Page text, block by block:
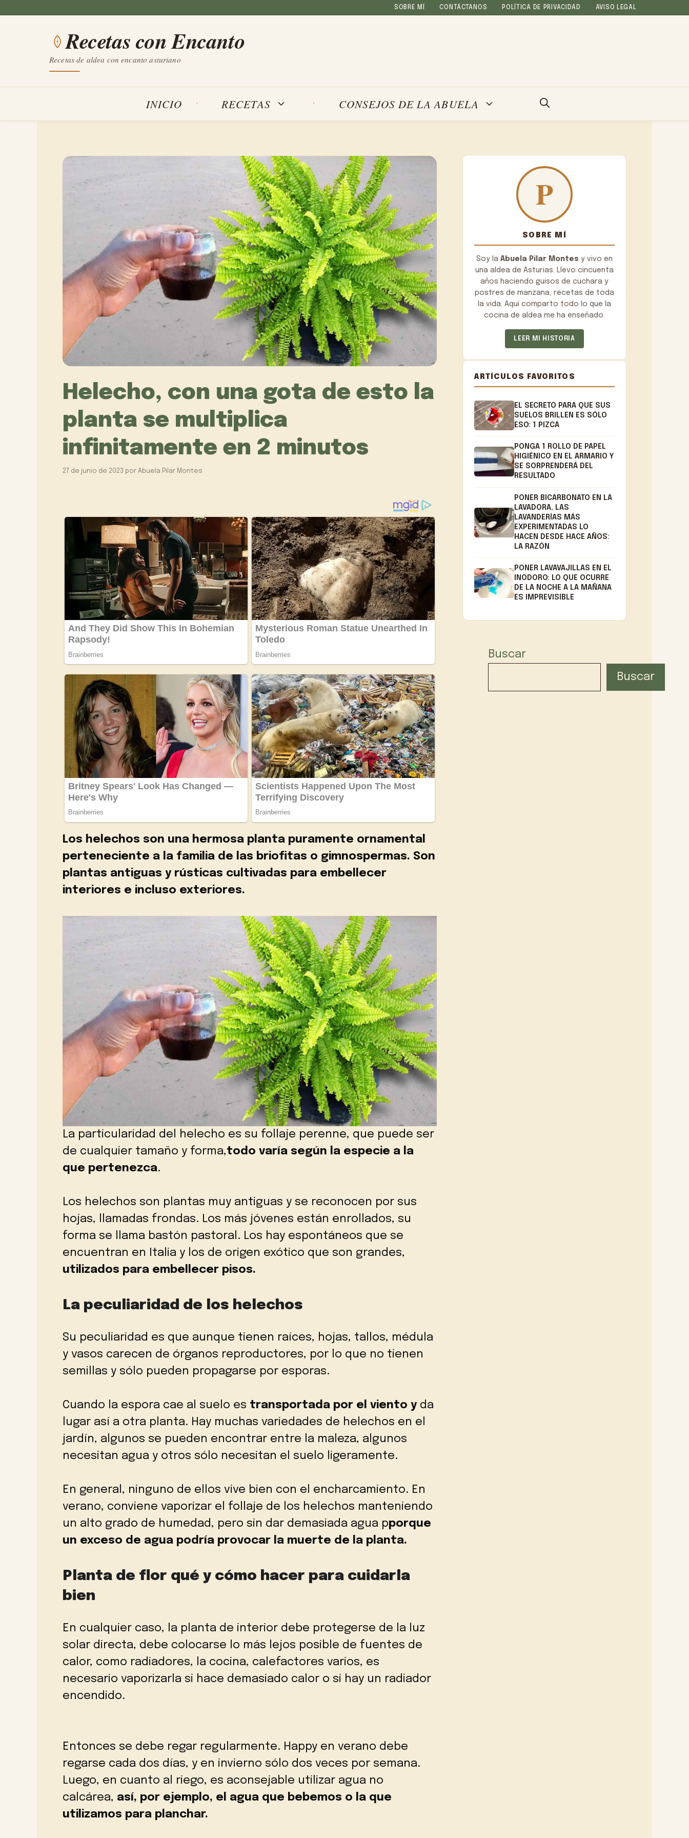
contenido
SOBRE MÍ CONTÁCTANOS POLÍTICA DE PRIVACIDAD AVISO LEGAL
Recetas con Encanto
Recetas de aldea con encanto asturiano
INICIO RECETAS CONSEJOS DE LA ABUELA
Helecho, con una gota de esto la
planta se multiplica
infinitamente en 2 minutos
27 de junio de 2023 por Abuela Pilar Montes
Los helechos son una hermosa planta puramente ornamental
perteneciente a la familia de las briofitas o gimnospermas. Son
plantas antiguas y rústicas cultivadas para embellecer
interiores e incluso exteriores.
La particularidad del helecho es su follaje perenne, que puede ser
de cualquier tamaño y forma,todo varía según la especie a la
que pertenezca.
Los helechos son plantas muy antiguas y se reconocen por sus
hojas, llamadas frondas. Los más jóvenes están enrollados, su
forma se llama bastón pastoral. Los hay espontáneos que se
encuentran en Italia y los de origen exótico que son grandes,
utilizados para embellecer pisos.
La peculiaridad de los helechos
Su peculiaridad es que aunque tienen raíces, hojas, tallos, médula
y vasos carecen de órganos reproductores, por lo que no tienen
semillas y sólo pueden propagarse por esporas.
Cuando la espora cae al suelo es transportada por el viento y da
lugar así a otra planta. Hay muchas variedades de helechos en el
jardín, algunos se pueden encontrar entre la maleza, algunos
necesitan agua y otros sólo necesitan el suelo ligeramente.
En general, ninguno de ellos vive bien con el encharcamiento. En
verano, conviene vaporizar el follaje de los helechos manteniendo
un alto grado de humedad, pero sin dar demasiada agua pporque
un exceso de agua podría provocar la muerte de la planta.
Planta de flor qué y cómo hacer para cuidarla
bien
En cualquier caso, la planta de interior debe protegerse de la luz
solar directa, debe colocarse lo más lejos posible de fuentes de
calor, como radiadores, la cocina, calefactores varios, es
necesario vaporizarla si hace demasiado calor o si hay un radiador
encendido.
Entonces se debe regar regularmente. Happy en verano debe
regarse cada dos días, y en invierno sólo dos veces por semana.
Luego, en cuanto al riego, es aconsejable utilizar agua no
calcárea, así, por ejemplo, el agua que bebemos o la que
utilizamos para planchar.
SOBRE MÍ
Soy la Abuela Pilar Montes y vivo en
una aldea de Asturias. Llevo cincuenta
años haciendo guisos de cuchara y
postres de manzana, recetas de toda
la vida. Aquí comparto todo lo que la
cocina de aldea me ha enseñado.
LEER MI HISTORIA
ARTÍCULOS FAVORITOS
EL SECRETO PARA QUE SUS
SUELOS BRILLEN ES SÓLO
ESO: 1 PIZCA
PONGA 1 ROLLO DE PAPEL
HIGIÉNICO EN EL ARMARIO Y
SE SORPRENDERÁ DEL
RESULTADO
PONER BICARBONATO EN LA
LAVADORA, LAS
LAVANDERÍAS MÁS
EXPERIMENTADAS LO
HACEN DESDE HACE AÑOS:
LA RAZÓN
PONER LAVAVAJILLAS EN EL
INODORO: LO QUE OCURRE
DE LA NOCHE A LA MAÑANA
ES IMPREVISIBLE
Buscar
Buscar